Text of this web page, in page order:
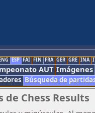
ESP FAI FIN FRA GER GRE INA
AUT Imágenes
Búsqueda de
Chess Results